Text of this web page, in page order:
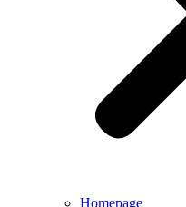
Homepage